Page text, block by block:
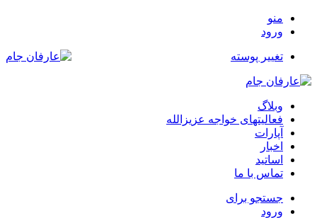
منو
ورود
تغییر پوسته
وبلاگ
فعالیتهای خواجه عزیزالله
آپارات
اخبار
اساتید
تماس با ما
جستجو برای
ورود